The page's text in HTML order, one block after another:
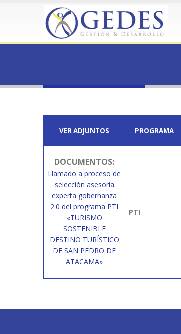
VER ADJUNTOS PROGRAMA
DOCUMENTOS:
Llamado a proceso de
selección asesoría
experta gobernanza
2.0 del programa PTI
«TURISMO
SOSTENIBLE
DESTINO TURÍSTICO
DE SAN PEDRO DE
ATACAMA»
PTI